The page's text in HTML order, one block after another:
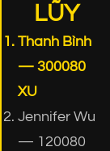
LŨY
Thanh Bình
— 300080
XU
Jennifer Wu
— 120080